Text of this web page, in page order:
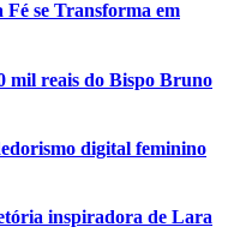
se Transforma em
mil reais do Bispo Bruno
digital feminino
inspiradora de Lara